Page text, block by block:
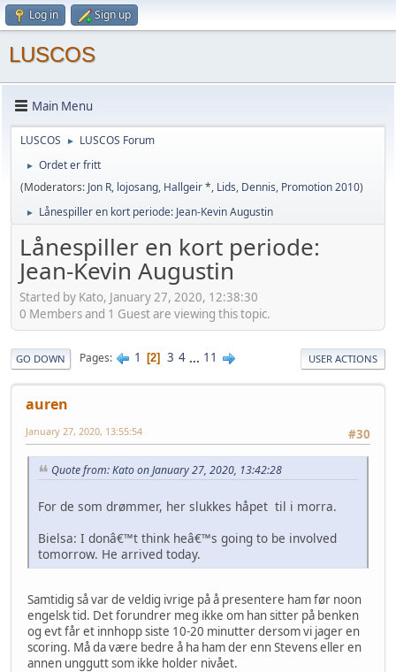
Log in Sign up
LUSCOS
Main Menu
LUSCOS ► LUSCOS Forum
►
Ordet er fritt
(Moderators: Jon R, lojosang, Hallgeir *, Lids, Dennis, Promotion 2010)
► Lånespiller en kort periode: Jean-Kevin Augustin
Lånespiller en kort periode:
Jean-Kevin Augustin
Started by Kato, January 27, 2020, 12:38:30
0 Members and 1 Guest are viewing this topic.
GO DOWN Pages 1 2 3 4 ... 11 USER ACTIONS
auren
#30
January 27, 2020, 13:55:54
Quote from: Kato on January 27, 2020, 13:42:28
For de som drømmer, her slukkes håpet til i morra.
Bielsa: I donâ€™t think heâ€™s going to be involved
tomorrow. He arrived today.
Samtidig så var de veldig ivrige på å presentere ham før noon
engelsk tid. Det forundrer meg ikke om han sitter på benken
og evt får et innhopp siste 10-20 minutter dersom vi jager en
scoring. Må da være bedre å ha ham der enn Stevens eller en
annen unggutt som ikke holder nivået.